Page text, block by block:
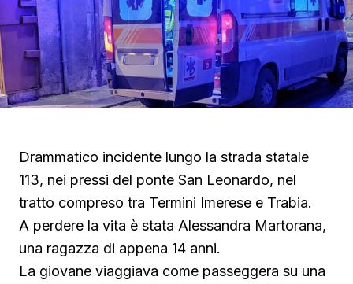
Drammatico incidente lungo la strada statale
113, nei pressi del ponte San Leonardo, nel
tratto compreso tra Termini Imerese e Trabia.
A perdere la vita è stata Alessandra Martorana,
una ragazza di appena 14 anni.
La giovane viaggiava come passeggera su una